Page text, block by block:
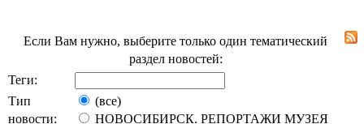
Если Вам нужно, выберите только один тематический
раздел новостей:
Теги:
Тип
новости:
(все)
НОВОСИБИРСК. РЕПОРТАЖИ МУЗЕЯ